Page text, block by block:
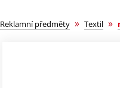
Reklamní předměty » Textil »